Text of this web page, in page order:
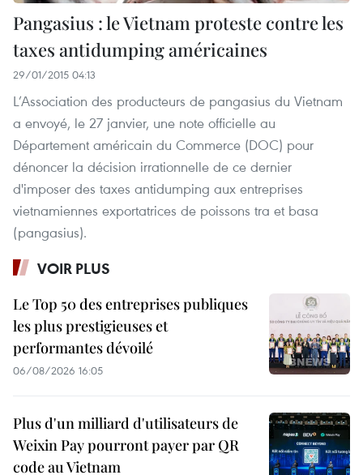
Pangasius : le Vietnam proteste contre les
taxes antidumping américaines
29/01/2015 04:13
L’Association des producteurs de pangasius du Vietnam
a envoyé, le 27 janvier, une note officielle au
Département américain du Commerce (DOC) pour
dénoncer la décision irrationnelle de ce dernier
d'imposer des taxes antidumping aux entreprises
vietnamiennes exportatrices de poissons tra et basa
(pangasius).
VOIR PLUS
Le Top 50 des entreprises publiques
les plus prestigieuses et
performantes dévoilé
06/08/2026 16:05
Plus d'un milliard d'utilisateurs de
Weixin Pay pourront payer par QR
code au Vietnam